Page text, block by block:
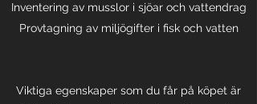
Inventering av musslor i sjöar och vattendrag
Provtagning av miljögifter i fisk och vatten
Viktiga egenskaper som du får på köpet är